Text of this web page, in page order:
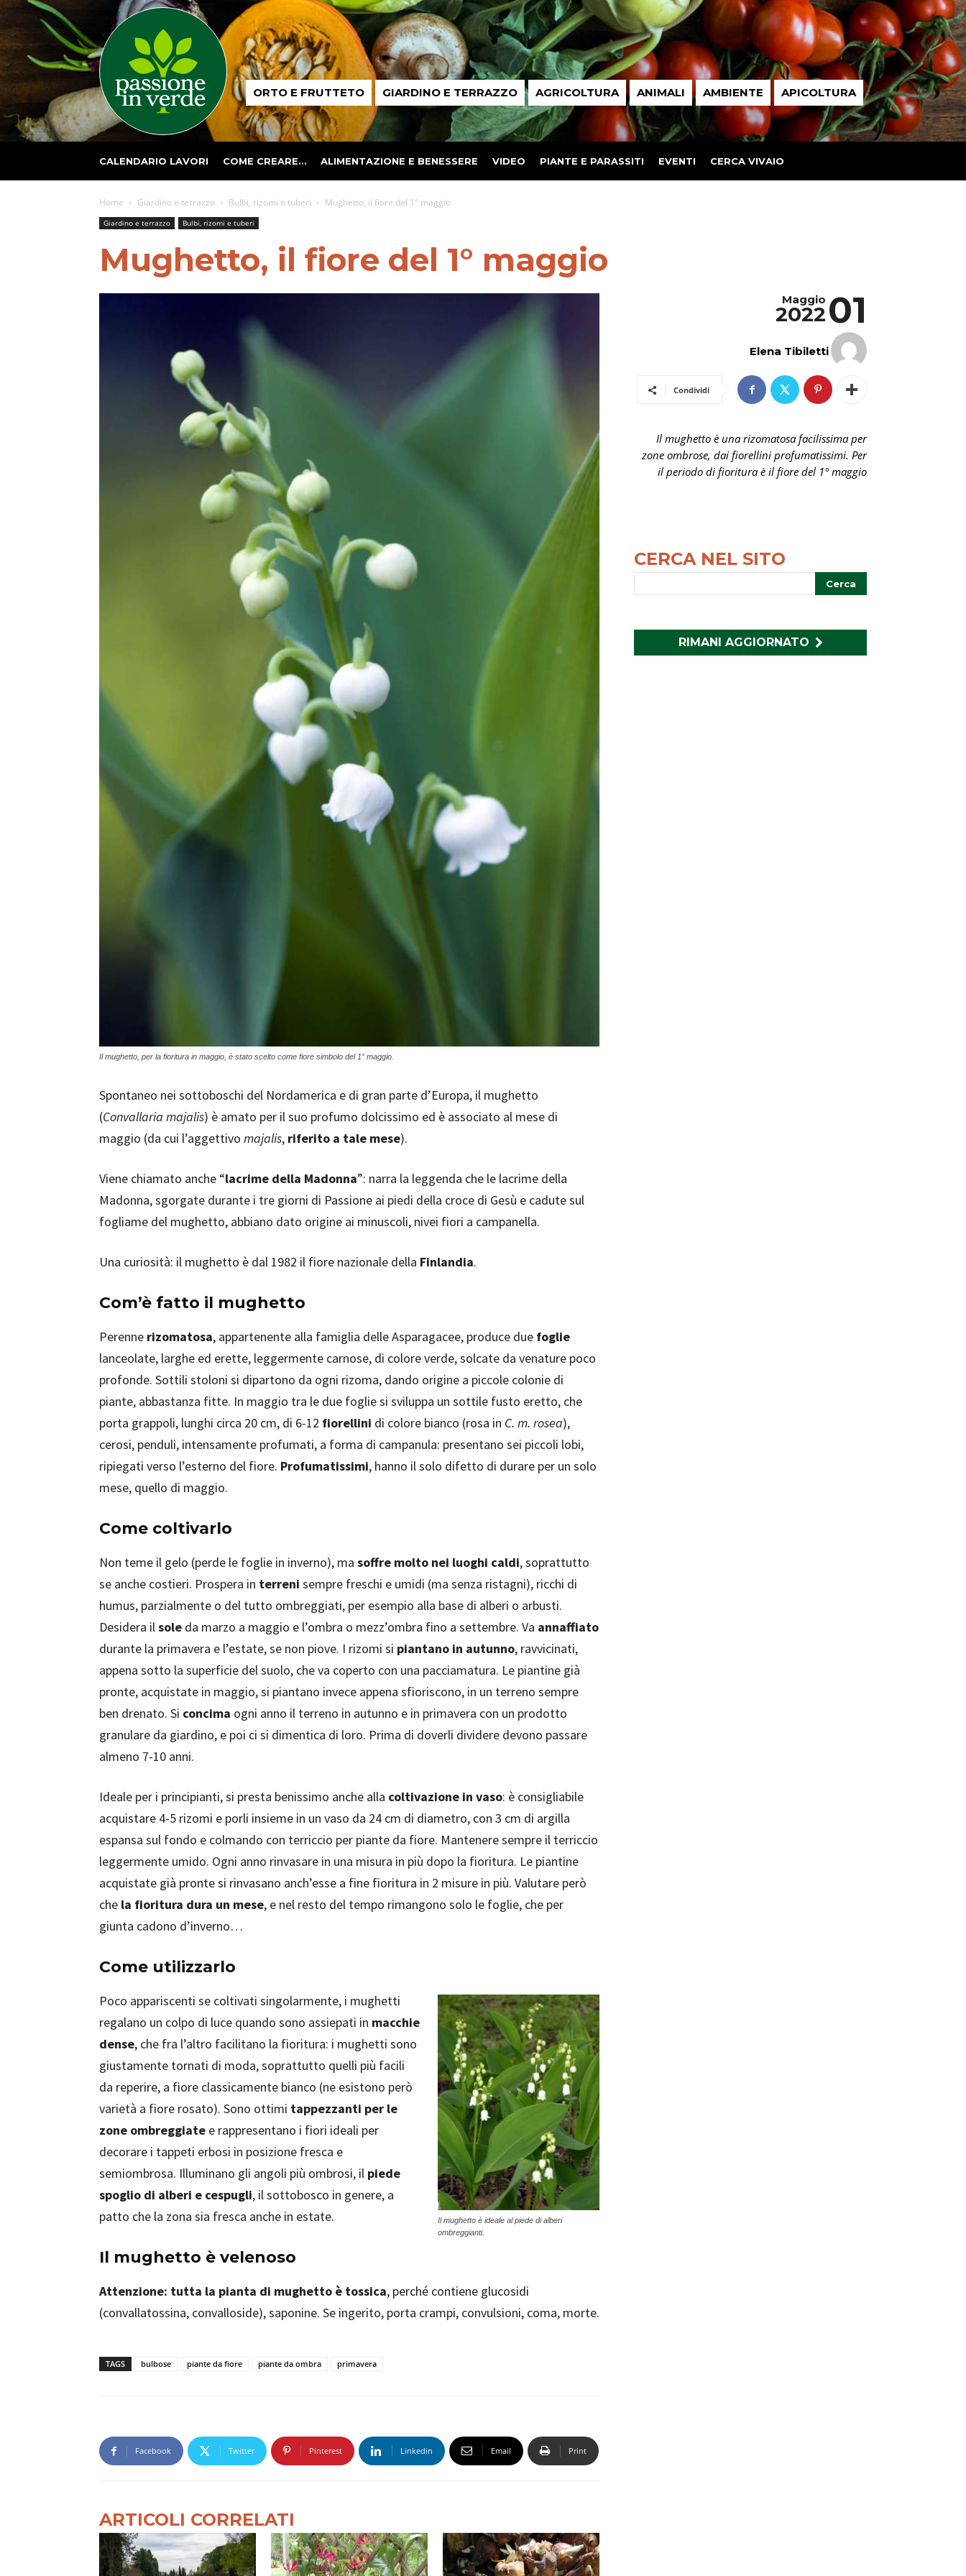
Passione
in ORTO E FRUTTETO GIARDINO E TERRAZZO AGRICOLTURA ANIMALI AMBIENTE APICOLTURA
CALENDARIO LAVORI COME CREARE… ALIMENTAZIONE E BENESSERE VIDEO PIANTE E PARASSITI EVENTI CERCA VIVAIO
Home Giardino e terrazzo Bulbi, rizomi e tuberi Mughetto, il fiore del 1° maggio
Giardino e terrazzo Bulbi, rizomi e tuberi
Mughetto, il fiore del 1° maggio
Il mughetto, per la fioritura in maggio, è stato scelto come fiore simbolo del 1° maggio.
Spontaneo nei sottoboschi del Nordamerica e di gran parte d’Europa, il mughetto
(Convallaria majalis) è amato per il suo profumo dolcissimo ed è associato al mese di
maggio (da cui l’aggettivo majalis, riferito a tale mese).
Viene chiamato anche “lacrime della Madonna”: narra la leggenda che le lacrime della
Madonna, sgorgate durante i tre giorni di Passione ai piedi della croce di Gesù e cadute sul
fogliame del mughetto, abbiano dato origine ai minuscoli, nivei fiori a campanella.
Una curiosità: il mughetto è dal 1982 il fiore nazionale della Finlandia.
Com’è fatto il mughetto
Perenne rizomatosa, appartenente alla famiglia delle Asparagacee, produce due foglie
lanceolate, larghe ed erette, leggermente carnose, di colore verde, solcate da venature poco
profonde. Sottili stoloni si dipartono da ogni rizoma, dando origine a piccole colonie di
piante, abbastanza fitte. In maggio tra le due foglie si sviluppa un sottile fusto eretto, che
porta grappoli, lunghi circa 20 cm, di 6-12 fiorellini di colore bianco (rosa in C. m. rosea),
cerosi, penduli, intensamente profumati, a forma di campanula: presentano sei piccoli lobi,
ripiegati verso l’esterno del fiore. Profumatissimi, hanno il solo difetto di durare per un solo
mese, quello di maggio.
Come coltivarlo
Non teme il gelo (perde le foglie in inverno), ma soffre molto nei luoghi caldi, soprattutto
se anche costieri. Prospera in terreni sempre freschi e umidi (ma senza ristagni), ricchi di
humus, parzialmente o del tutto ombreggiati, per esempio alla base di alberi o arbusti.
Desidera ilsole da marzo a maggio e l’ombra o mezz’ombra fino a settembre. Va annaffiato
durante la primavera e l’estate, se non piove. I rizomi si piantano in autunno, ravvicinati,
appena sotto la superficie del suolo, che va coperto con una pacciamatura. Le piantine già
pronte, acquistate in maggio, si piantano invece appena sfioriscono, in un terreno sempre
ben drenato. Si concima ogni anno il terreno in autunno e in primavera con un prodotto
granulare da giardino, e poi ci si dimentica di loro. Prima di doverli dividere devono passare
almeno 7-10 anni.
Ideale per i principianti, si presta benissimo anche alla coltivazione in vaso: è consigliabile
acquistare 4-5 rizomi e porli insieme in un vaso da 24 cm di diametro, con 3 cm di argilla
espansa sul fondo e colmando con terriccio per piante da fiore. Mantenere sempre il terriccio
leggermente umido. Ogni anno rinvasare in una misura in più dopo la fioritura. Le piantine
acquistate già pronte si rinvasano anch’esse a fine fioritura in 2 misure in più. Valutare però
che la fioritura dura un mese, e nel resto del tempo rimangono solo le foglie, che per
giunta cadono d’inverno…
Come utilizzarlo
Il mughetto è ideale al piede di alberi
ombreggianti.
Poco appariscenti se coltivati singolarmente, i mughetti
regalano un colpo di luce quando sono assiepati in macchie
dense, che fra l’altro facilitano la fioritura: i mughetti sono
giustamente tornati di moda, soprattutto quelli più facili
da reperire, a fiore classicamente bianco (ne esistono però
varietà a fiore rosato). Sono ottimi tappezzanti per le
zone ombreggiate e rappresentano i fiori ideali per
decorare i tappeti erbosi in posizione fresca e
semiombrosa. Illuminano gli angoli più ombrosi, il piede
spoglio di alberi e cespugli, il sottobosco in genere, a
patto che la zona sia fresca anche in estate.
Il mughetto è velenoso
Attenzione: tutta la pianta di mughetto è tossica, perché contiene glucosidi
(convallatossina, convalloside), saponine. Se ingerito, porta crampi, convulsioni, coma, morte.
TAGS bulbose piante da fiore piante da ombra primavera
Facebook Twitter Pinterest Linkedin Email Print
ARTICOLI CORRELATI
01
Maggio
2022
Elena Tibiletti
Condividi
Il mughetto è una rizomatosa facilissima per
zone ombrose, dai fiorellini profumatissimi. Per
il periodo di fioritura è il fiore del 1° maggio
CERCA NEL SITO
RIMANI AGGIORNATO